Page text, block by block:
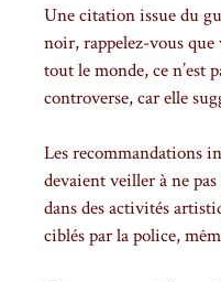
Une citation issue du
noir, rappelez-vous que
tout le monde, ce n’est
controverse, car elle
Les recommandations
devaient veiller à ne
dans des activités
ciblés par la police,